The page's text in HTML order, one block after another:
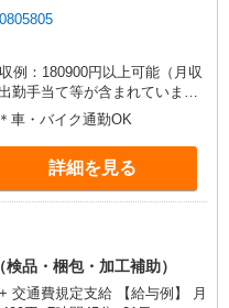
例：180900円以上可能（月収
勤手当て等が含まれていま
給車・バイク通勤OK
詳細を見る
品・梱包・加工補助）
規定支給 【給与例】 月